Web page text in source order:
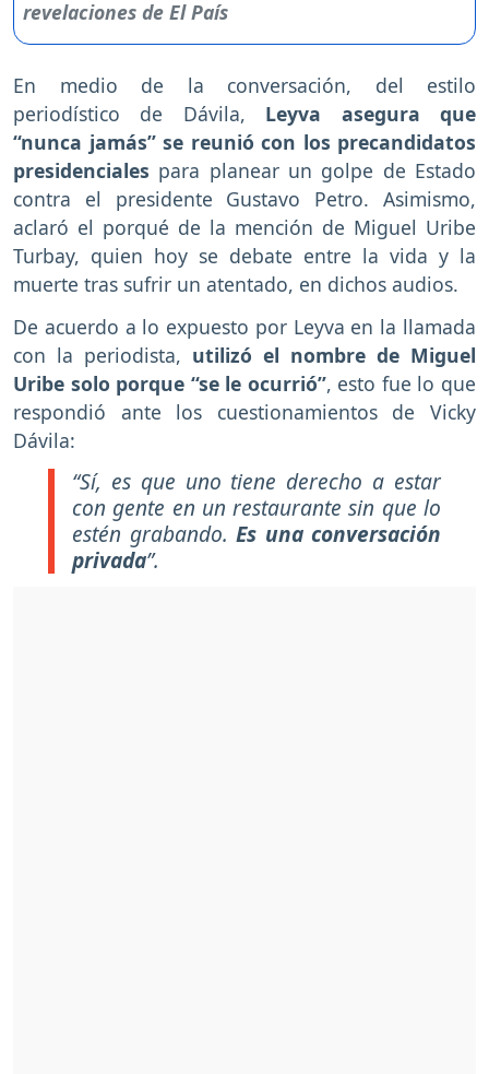
En medio de la conversación, del estilo
periodístico de Dávila, Leyva asegura que
“nunca jamás” se reunió con los precandidatos
presidenciales para planear un golpe de Estado
contra el presidente Gustavo Petro. Asimismo,
aclaró el porqué de la mención de Miguel Uribe
Turbay, quien hoy se debate entre la vida y la
muerte tras sufrir un atentado, en dichos audios.
De acuerdo a lo expuesto por Leyva en la llamada
con la periodista, utilizó el nombre de Miguel
Uribe solo porque “se le ocurrió”, esto fue lo que
respondió ante los cuestionamientos de Vicky
Dávila:
“Sí, es que uno tiene derecho a estar
con gente en un restaurante sin que lo
estén grabando. Es una conversación
privada”.